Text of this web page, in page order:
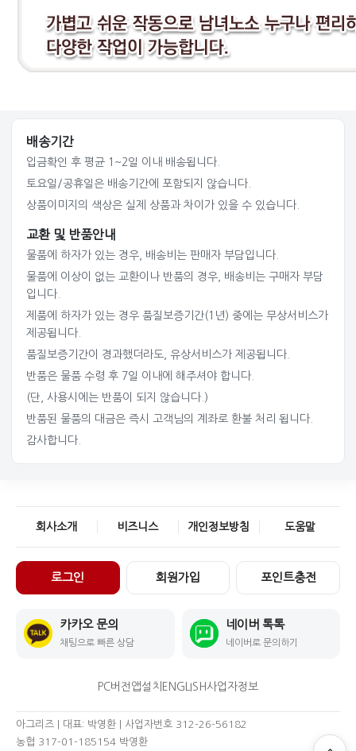
배송기간
입금확인 후 평균 1~2일 이내 배송됩니다.
토요일/공휴일은 배송기간에 포함되지 않습니다.
상품이미지의 색상은 실제 상품과 차이가 있을 수 있습니다.
교환 및 반품안내
물품에 하자가 있는 경우, 배송비는 판매자 부담입니다.
물품에 이상이 없는 교환이나 반품의 경우, 배송비는 구매자 부담
입니다.
제품에 하자가 있는 경우 품질보증기간(1년) 중에는 무상서비스가
제공됩니다.
품질보증기간이 경과했더라도, 유상서비스가 제공됩니다.
반품은 물품 수령 후 7일 이내에 해주셔야 합니다.
(단, 사용시에는 반품이 되지 않습니다.)
반품된 물품의 대금은 즉시 고객님의 계좌로 환불 처리 됩니다.
감사합니다.
회사소개 비즈니스 개인정보방침 도움말
로그인 회원가입 포인트충전
카카오 문의
채팅으로 빠른 상담
네이버 톡톡
네이버로 문의하기
PC버전 앱설치 ENGLISH사업자정보
아그리즈 | 대표: 박영환 | 사업자번호 312-26-56182
농협 317-01-185154 박영환